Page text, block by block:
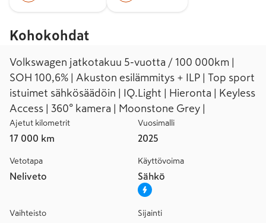
Kohokohdat
Volkswagen jatkotakuu 5-vuotta / 100 000km |
SOH 100,6% | Akuston esilämmitys + ILP | Top sport
istuimet sähkösäädöin | IQ.Light | Hieronta | Keyless
Access | 360° kamera | Moonstone Grey |
Ajetut kilometrit
17 000 km
Vuosimalli
2025
Vetotapa
Neliveto
Käyttövoima
Sähkö
Vaihteisto Sijainti